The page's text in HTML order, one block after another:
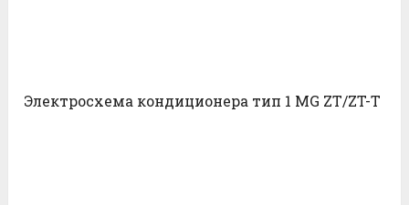
Электросхема кондиционера тип 1 MG ZT/ZT-T